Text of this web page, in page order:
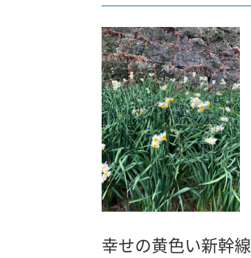
幸せの黄色い新幹線